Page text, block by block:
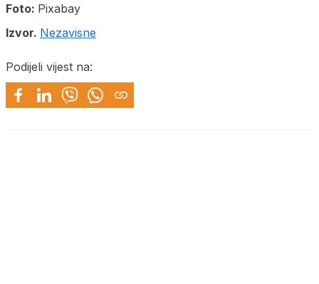
Foto: Pixabay
Izvor. Nezavisne
Podijeli vijest na: